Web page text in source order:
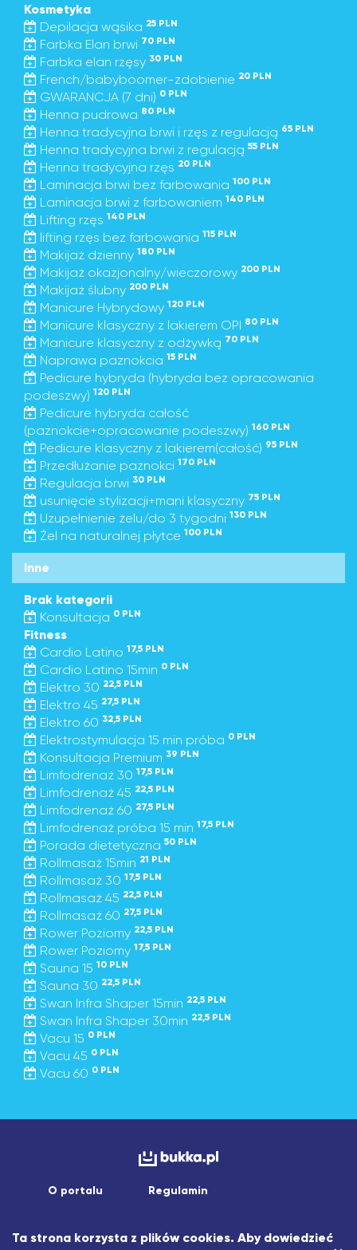
Kosmetyka
Depilacja wąsika 25 PLN
Farbka Elan brwi 70 PLN
Farbka elan rzęsy 30 PLN
French/babyboomer-zdobienie 20 PLN
GWARANCJA (7 dni) 0 PLN
Henna pudrowa 80 PLN
Henna tradycyjna brwi i rzęs z regulacją 65 PLN
Henna tradycyjna brwi z regulacją 55 PLN
Henna tradycyjna rzęs 20 PLN
Laminacja brwi bez farbowania 100 PLN
Laminacja brwi z farbowaniem 140 PLN
Lifting rzęs 140 PLN
lifting rzęs bez farbowania 115 PLN
Makijaż dzienny 180 PLN
Makijaż okazjonalny/wieczorowy 200 PLN
Makijaż ślubny 200 PLN
Manicure Hybrydowy 120 PLN
Manicure klasyczny z lakierem OPI 80 PLN
Manicure klasyczny z odżywką 70 PLN
Naprawa paznokcia 15 PLN
Pedicure hybryda (hybryda bez opracowania
podeszwy) 120 PLN
Pedicure hybryda całość
(paznokcie+opracowanie podeszwy) 160 PLN
Pedicure klasyczny z lakierem(całość) 95 PLN
Przedłużanie paznokci 170 PLN
Regulacja brwi 30 PLN
usunięcie stylizacji+mani klasyczny 75 PLN
Uzupełnienie żelu/do 3 tygodni 130 PLN
Żel na naturalnej płytce 100 PLN
Inne
Brak kategorii
Konsultacja 0 PLN
Fitness
Cardio Latino 17,5 PLN
Cardio Latino 15min 0 PLN
Elektro 30 22,5 PLN
Elektro 45 27,5 PLN
Elektro 60 32,5 PLN
Elektrostymulacja 15 min próba 0 PLN
Konsultacja Premium 39 PLN
Limfodrenaż 30 17,5 PLN
Limfodrenaż 45 22,5 PLN
Limfodrenaż 60 27,5 PLN
Limfodrenaż próba 15 min 17,5 PLN
Porada dietetyczna 50 PLN
Rollmasaż 15min 21 PLN
Rollmasaż 30 17,5 PLN
Rollmasaż 45 22,5 PLN
Rollmasaż 60 27,5 PLN
Rower Poziomy 22,5 PLN
Rower Poziomy 17,5 PLN
Sauna 15 10 PLN
Sauna 30 22,5 PLN
Swan Infra Shaper 15min 22,5 PLN
Swan Infra Shaper 30min 22,5 PLN
Vacu 15 0 PLN
Vacu 45 0 PLN
Vacu 60 0 PLN
O portalu Regulamin
Wszelkie prawa zastrzeżone.
Ta strona korzysta z plików cookies. Aby dowiedzieć